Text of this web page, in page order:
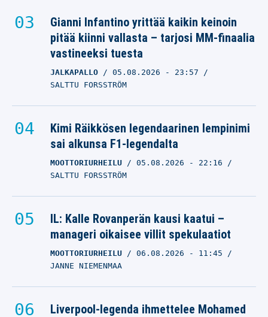
Gianni Infantino yrittää kaikin keinoin
pitää kiinni vallasta – tarjosi MM-finaalia
vastineeksi tuesta
JALKAPALLO 05.08.2026 - 23:57
SALTTU FORSSTRÖM
Kimi Räikkösen legendaarinen lempinimi
sai alkunsa F1-legendalta
MOOTTORIURHEILU 05.08.2026 - 22:16
SALTTU FORSSTRÖM
IL: Kalle Rovanperän kausi kaatui –
manageri oikaisee villit spekulaatiot
MOOTTORIURHEILU 06.08.2026 - 11:45
JANNE NIEMENMAA
Liverpool-legenda ihmettelee Mohamed